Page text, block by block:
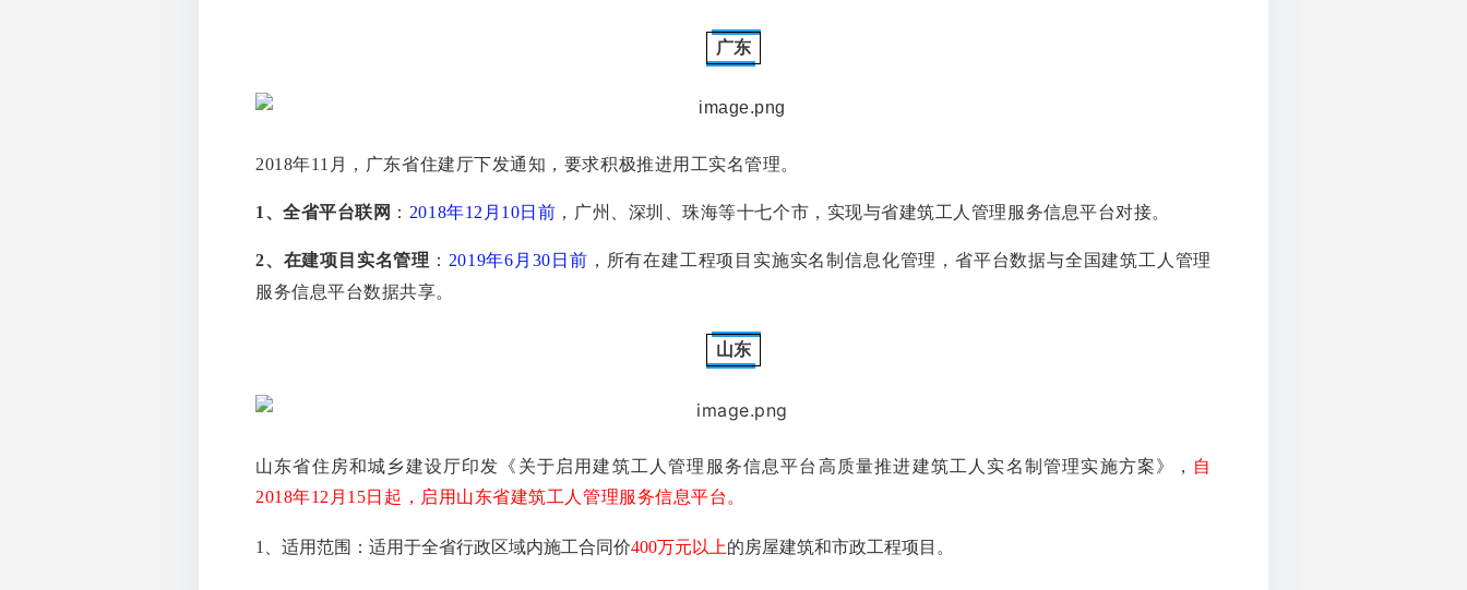
广东
2018年11月，广东省住建厅下发通知，要求积极推进用工实名管理。
1、全省平台联网 ： 2018年12月10日前 ，广州、深圳、珠海等十七个市，实现与省建筑工人管理服务信息平台对接。
2、在建项目实名管理 ： 2019年6月30日前 ，所有在建工程项目实施实名制信息化管理，省平台数据与全国建筑工人管理
服务信息平台数据共享。
山东
山东省住房和城乡建设厅印发《关于启用建筑工人管理服务信息平台高质量推进建筑工人实名制管理实施方案》， 自
2018年12月15日起，启用山东省建筑工人管理服务信息平台。
1、适用范围：适用于全省行政区域内施工合同价400万元以上的房屋建筑和市政工程项目。